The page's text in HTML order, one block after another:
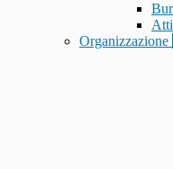
Organizzazione